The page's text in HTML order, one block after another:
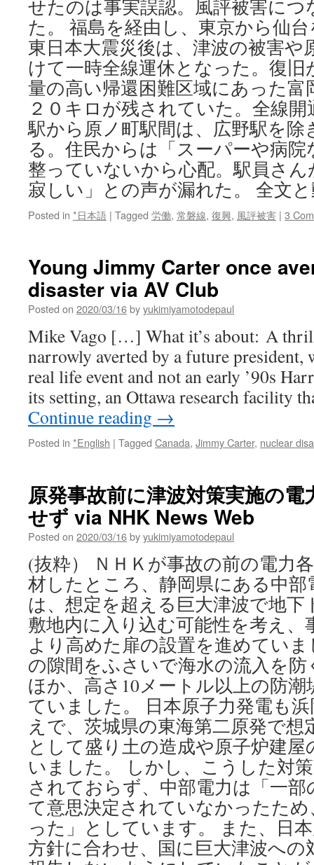
せたのは事実誤認。風評被害に
た。 福島を経由し、東京から仙
東日本大震災後は、津波の被害や
けて一時全線運休となった。復
量の高い帰還困難区域にあった富
２０キロが残されていた。全線
駅から原ノ町駅間は、広野駅を除
る。住民からは「スーパーや病
整っていないから心配。駅員さ
寂しい」との声が漏れた。 全文
Posted in *日本語 | Tagged 労働, 常磐線, 復興, 風評被害 | 3
Young Jimmy Carter once
disaster via AV Club
Posted on 2020/03/16byyukimiyamotodepaul
Mike Vago […] What it’s about: A
narrowly averted by a future president,
real life event and not an early ’90s
its setting, an Ottawa research facility
Continue reading →
Posted in *English | Tagged Canada, Jimmy Carter, nuclear
原発事故前に津波対策実施の電
せず via NHK News Web
Posted on 2020/03/16byyukimiyamotodepaul
(抜粋） ＮＨＫが事故の前の電力
材したところ、静岡県にある中部
は、想定を超える巨大津波で地
敷地内に入り込む可能性を考え、
より高めた扉の設置を進めてい
の隙間をふさいで海水の流入を
ほか、高さ10メートル以上の防
ていました。 日本原子力発電も
えで、茨城県の東海第二原発で想
として盛り土の造成や原子炉建
いました。 しかし、こうした対
されておらず、中部電力は「一
て意思決定されていなかったた
った」としています。 また、日
方針に合わせ、国に巨大津波への